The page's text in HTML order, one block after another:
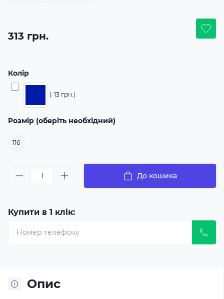
313 грн.
Колір
(-13 грн.)
Розмір (оберіть необхідний)
116
До кошика
Купити в 1 клік:
Опис